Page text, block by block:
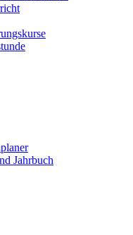
Jahrbuch